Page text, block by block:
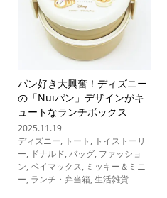
パン好き大興奮！ディズニー
の「Nuiパン」デザインがキ
ュートなランチボックス
2025.11.19
ディズニー, トート , トイストーリ
ー, ドナルド,バッグ, ファッショ
ン,ベイマックス, ミッキー＆ミニ
ー, ランチ・弁当箱,生活雑貨